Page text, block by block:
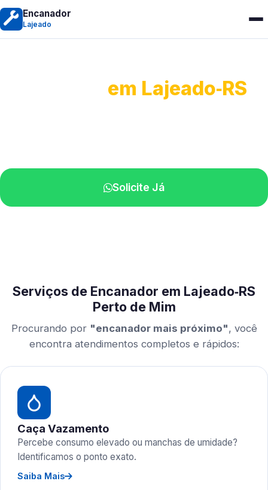
Encanador
Lajeado
em Lajeado‑RS
Solicite Já
Serviços de Encanador em Lajeado‑RS
Perto de Mim
Procurando por "encanador mais próximo", você
encontra atendimentos completos e rápidos:
Caça Vazamento
Percebe consumo elevado ou manchas de umidade?
Identificamos o ponto exato.
Saiba Mais